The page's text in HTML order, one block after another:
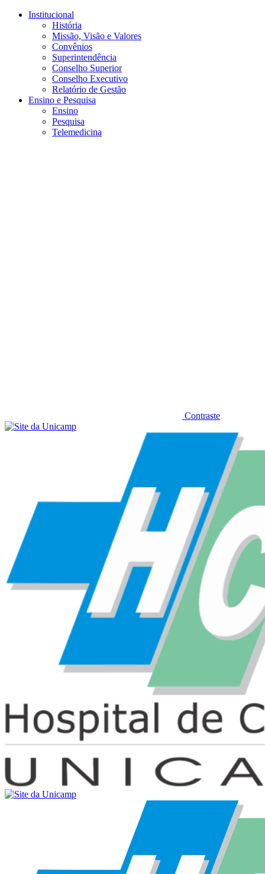
Conteúdo principal
Institucional
História
Missão, Visão e Valores
Convênios
Superintendência
Conselho Superior
Conselho Executivo
Relatório de Gestão
Ensino e Pesquisa
Ensino
Pesquisa
Telemedicina
Contraste